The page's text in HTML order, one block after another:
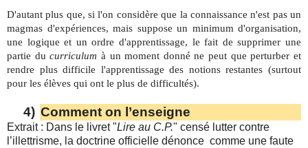
D'autant plus que, si l'on considère que la connaissance n'est pas un
magmas d'expériences, mais suppose un minimum d'organisation,
une logique et un ordre d'apprentissage, le fait de supprimer une
partie ducurriculum à un moment donné ne peut que perturber et
rendre plus difficile l'apprentissage des notions restantes (surtout
pour les élèves qui ont le plus de difficultés).
4) Comment on l’enseigne
Extrait : Dans le livret "Lire au C.P." censé lutter contre
l’illettrisme, la doctrine officielle dénonce comme une faute